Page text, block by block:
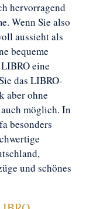
hervorragend
Wenn Sie also
aussieht als
bequeme
eine
das LIBRO-
aber ohne
möglich. In
besonders
und schönes